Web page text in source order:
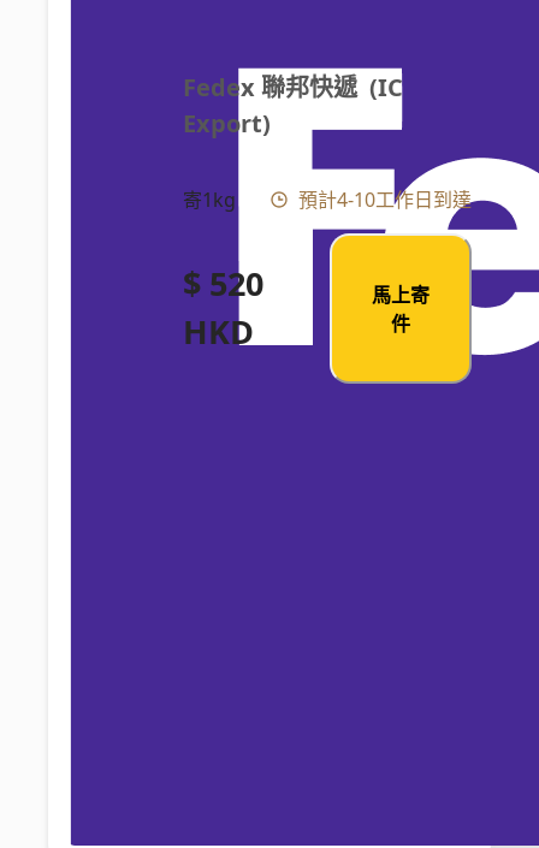
Fedex 聯邦快遞  (IC
Export)
寄1kg 預計4-10工作日到達
$ 520
HKD
馬上寄
件